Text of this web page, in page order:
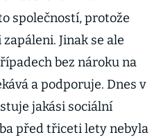
společností, protože
Jinak se ale
bez nároku na
a podporuje. Dnes v
jakási sociální
před třiceti lety nebyla